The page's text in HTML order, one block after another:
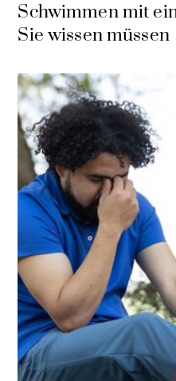
Schwimmen mit
Sie wissen müssen